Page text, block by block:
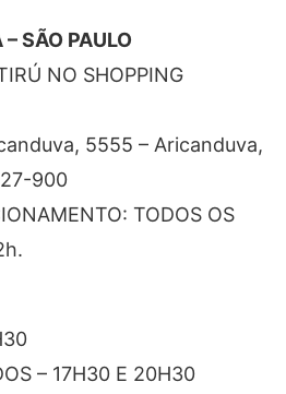
SÃO PAULO
NO SHOPPING
5555 – Aricanduva,
900
TODOS OS
– 17H30 E 20H30